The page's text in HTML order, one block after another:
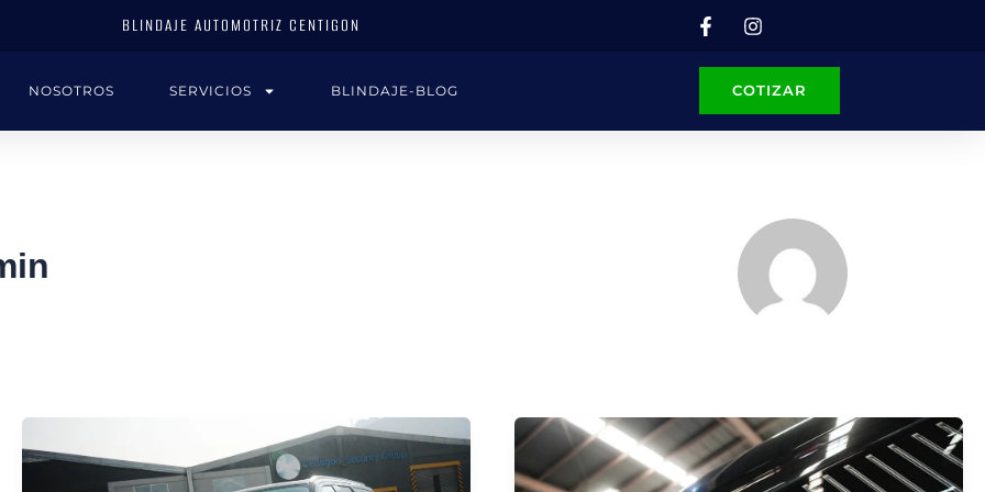
BLINDAJE AUTOMOTRIZ CENTIGON
NOSOTROS SERVICIOS BLINDAJE-BLOG COTIZAR